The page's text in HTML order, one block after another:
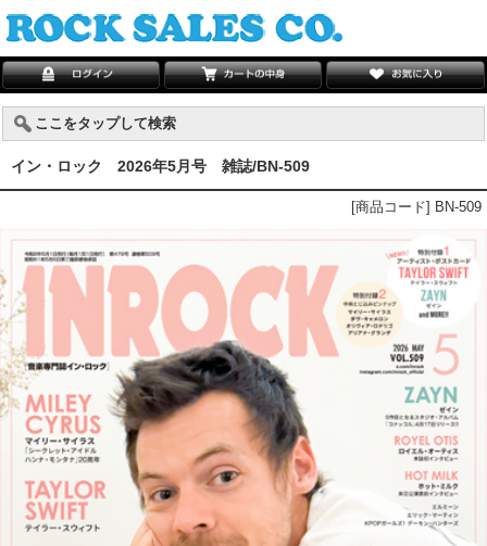
ここをタップして検索
イン・ロック 2026年5月号 雑誌/BN-509
[商品コード] BN-509